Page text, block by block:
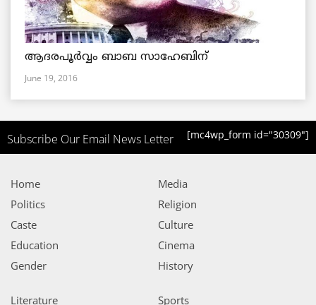
ആദരപൂര്‍വ്വം ബാബ സാഹേബിന്
June 19, 2016
Subscribe Our Email News Letter [mc4wp_form id="30309"]
Home
Politics
Caste
Education
Gender
Media
Religion
Culture
Cinema
History
Literature
Sports